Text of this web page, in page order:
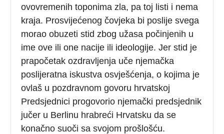
ovovremenih toponima zla, pa toj listi i nema
kraja. Prosvijećenog čovjeka bi poslije svega
morao obuzeti stid zbog užasa počinjenih u
ime ove ili one nacije ili ideologije. Jer stid je
prapočetak ozdravljenja uče njemačka
poslijeratna iskustva osvješćenja, o kojima je
ovlaš u pozdravnom govoru hrvatskoj
Predsjednici progovorio njemački predsjednik
jučer u Berlinu hrabreći Hrvatsku da se
konačno suoči sa svojom prošlošću.